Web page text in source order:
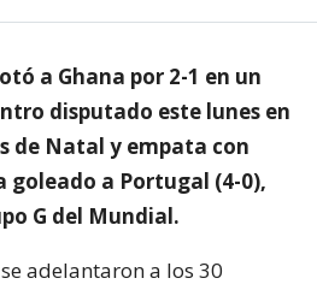
a Ghana por 2-1 en un
disputado este lunes en
de Natal y empata con
goleado a Portugal (4-0),
G del Mundial.
adelantaron a los 30